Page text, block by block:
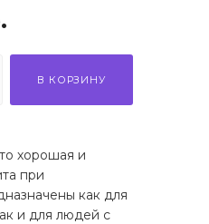
В КОРЗИНУ
хорошая и
при
как для
и для людей с